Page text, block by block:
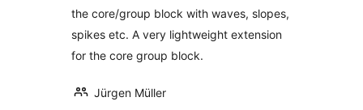
the core/group block with waves, slopes,
spikes etc. A very lightweight extension
for the core group block.
Jürgen Müller